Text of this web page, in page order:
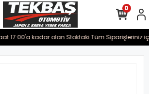
17:00'a kadar olan Stoktaki Tüm Siparişleriniz
0